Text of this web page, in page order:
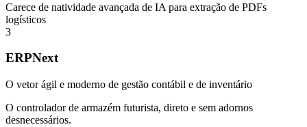
Carece de natividade avançada de IA para extração de PDFs
logísticos
3
ERPNext
O vetor ágil e moderno de gestão contábil e de inventário
O controlador de armazém futurista, direto e sem adornos
desnecessários.